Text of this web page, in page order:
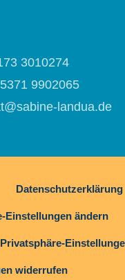
3010274
9902065
landua.de
Datenschutzerklärung
Einstellungen ändern
widerrufen